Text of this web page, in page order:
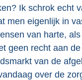
Ik schrok echt
men eigenlijk in
van harte,
geen recht aan
van de
over de